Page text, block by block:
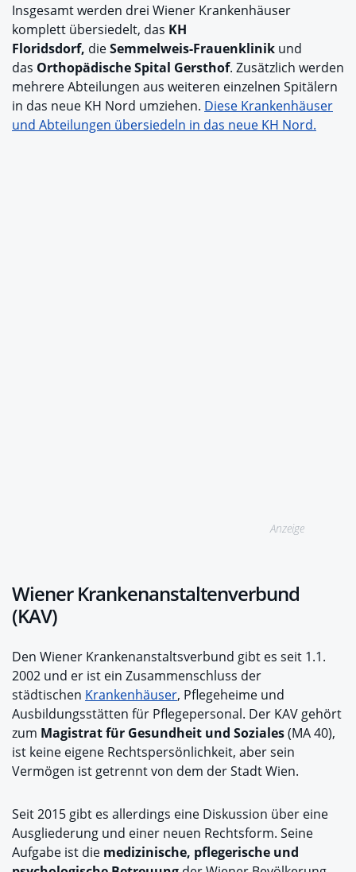
Insgesamt werden drei Wiener Krankenhäuser
komplett übersiedelt, das KH
Floridsdorf, dieSemmelweis-Frauenklinik und
das Orthopädische Spital Gersthof. Zusätzlich werden
mehrere Abteilungen aus weiteren einzelnen Spitälern
in das neue KH Nord umziehen. Diese Krankenhäuser
und Abteilungen übersiedeln in das neue KH Nord.
Anzeige
Wiener Krankenanstaltenverbund
(KAV)
Den Wiener Krankenanstaltsverbund gibt es seit 1.1.
2002 und er ist ein Zusammenschluss der
städtischen Krankenhäuser, Pflegeheime und
Ausbildungsstätten für Pflegepersonal. Der KAV gehört
zum Magistrat für Gesundheit und Soziales(MA 40),
ist keine eigene Rechtspersönlichkeit, aber sein
Vermögen ist getrennt von dem der Stadt Wien.
Seit 2015 gibt es allerdings eine Diskussion über eine
Ausgliederung und einer neuen Rechtsform. Seine
Aufgabe ist die medizinische, pflegerische und